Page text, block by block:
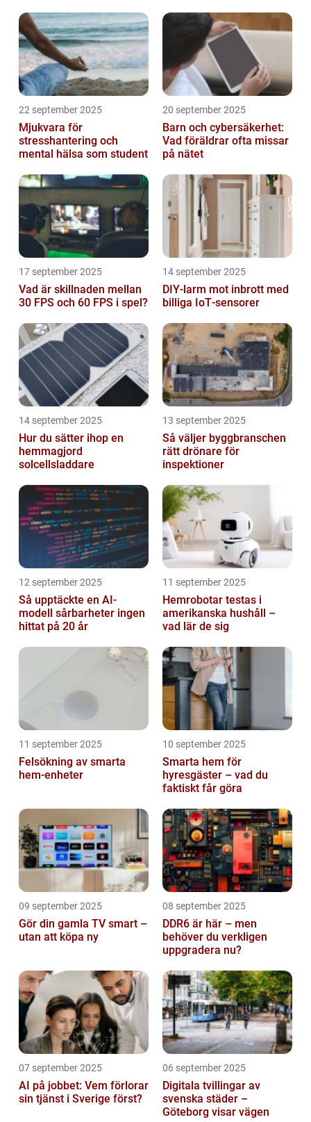
22 september 2025
Mjukvara för
stresshantering och
mental hälsa som student
20 september 2025
Barn och cybersäkerhet:
Vad föräldrar ofta missar
på nätet
17 september 2025
Vad är skillnaden mellan
30 FPS och 60 FPS i spel?
14 september 2025
DIY‑larm mot inbrott med
billiga IoT‑sensorer
14 september 2025
Hur du sätter ihop en
hemmagjord
solcellsladdare
13 september 2025
Så väljer byggbranschen
rätt drönare för
inspektioner
12 september 2025
Så upptäckte en AI-
modell sårbarheter ingen
hittat på 20 år
11 september 2025
Hemrobotar testas i
amerikanska hushåll –
vad lär de sig
11 september 2025
Felsökning av smarta
hem-enheter
10 september 2025
Smarta hem för
hyresgäster – vad du
faktiskt får göra
09 september 2025
Gör din gamla TV smart –
utan att köpa ny
08 september 2025
DDR6 är här – men
behöver du verkligen
uppgradera nu?
07 september 2025
AI på jobbet: Vem förlorar
sin tjänst i Sverige först?
06 september 2025
Digitala tvillingar av
svenska städer –
Göteborg visar vägen